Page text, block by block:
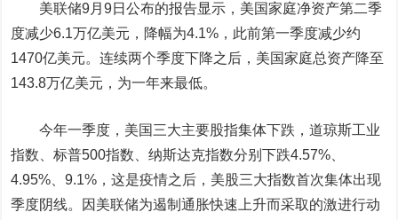
美联储9月9日公布的报告显示，美国家庭净资产第二季
度减少6.1万亿美元，降幅为4.1%，此前第一季度减少约
1470亿美元。连续两个季度下降之后，美国家庭总资产降至
143.8万亿美元，为一年来最低。
今年一季度，美国三大主要股指集体下跌，道琼斯工业
指数、标普500指数、纳斯达克指数分别下跌4.57%、
4.95%、9.1%，这是疫情之后，美股三大指数首次集体出现
季度阴线。
因美联储为遏制通胀快速上升而采取的激进行动